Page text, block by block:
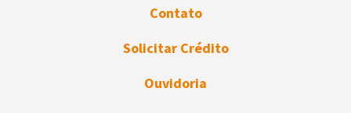
Contato
Solicitar Crédito
Ouvidoria